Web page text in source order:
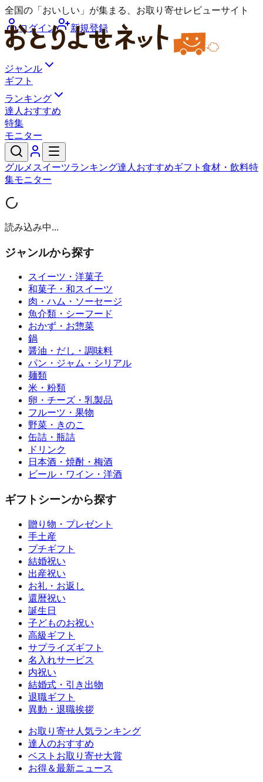
全国の「おいしい」が集まる、お取り寄せレビューサイト
ログイン
新規登録
ジャンル
ギフト
ランキング
達人おすすめ
特集
モニター
グルメ スイーツランキング達人おすすめギフト 食材・飲料特
集モニター
読み込み中...
ジャンルから探す
スイーツ・洋菓子
和菓子・和スイーツ
肉・ハム・ソーセージ
魚介類・シーフード
おかず・お惣菜
鍋
醤油・だし・調味料
パン・ジャム・シリアル
麺類
米・粉類
卵・チーズ・乳製品
フルーツ・果物
野菜・きのこ
缶詰・瓶詰
ドリンク
日本酒・焼酎・梅酒
ビール・ワイン・洋酒
ギフトシーンから探す
贈り物・プレゼント
手土産
プチギフト
結婚祝い
出産祝い
お礼・お返し
還暦祝い
誕生日
子どものお祝い
高級ギフト
サプライズギフト
名入れサービス
内祝い
結婚式・引き出物
退職ギフト
異動・退職挨拶
お取り寄せ人気ランキング
達人のおすすめ
ベストお取り寄せ大賞
お得＆最新ニュース